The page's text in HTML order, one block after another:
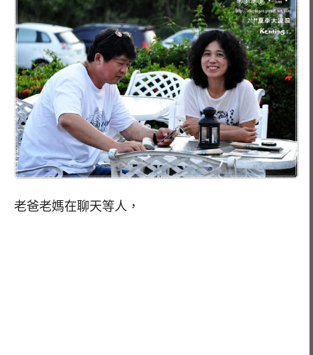
老爸老媽在聊天等人，